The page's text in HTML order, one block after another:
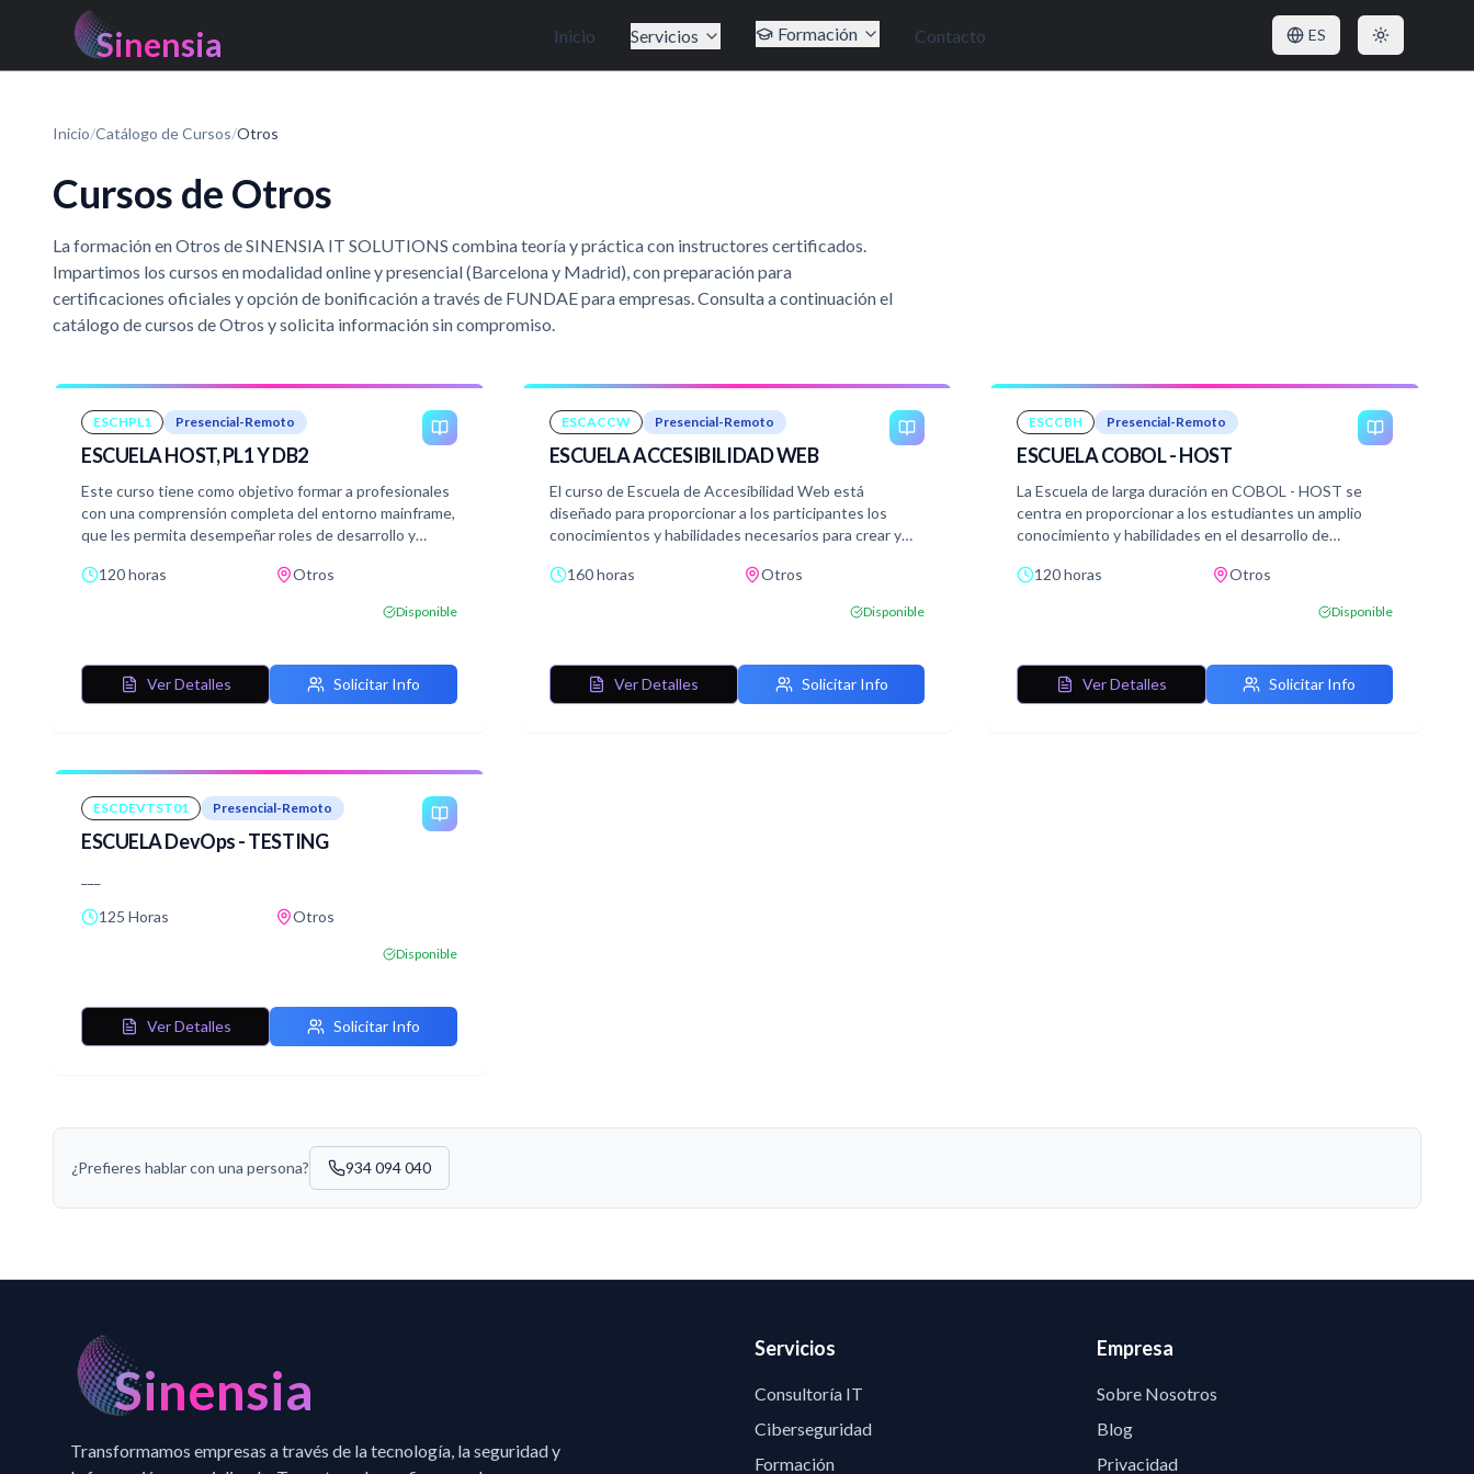
Sinensia Inicio Servicios Formación Contacto ES
Inicio/Catálogo de Cursos/Otros
Cursos de Otros
La formación en Otros de SINENSIA IT SOLUTIONS combina teoría y práctica con instructores certificados.
Impartimos los cursos en modalidad online y presencial (Barcelona y Madrid), con preparación para
certificaciones oficiales y opción de bonificación a través de FUNDAE para empresas. Consulta a continuación el
catálogo de cursos de Otros y solicita información sin compromiso.
ESCHPL1 Presencial-Remoto
ESCUELA HOST, PL1 Y DB2
Este curso tiene como objetivo formar a profesionales
con una comprensión completa del entorno mainframe,
que les permita desempeñar roles de desarrollo y
z/OS, utilizando herramientas de programación como
curso, los estudiantes estarán capacitados para
trabajos bajo MVS, y utilizar SQL y DB2 para manipular
bases de datos eficientemente.
120 horas Otros
Disponible
Ver Detalles Solicitar Info
ESCACCW Presencial-Remoto
ESCUELA ACCESIBILIDAD WEB
El curso de Escuela de Accesibilidad Web está
diseñado para proporcionar a los participantes los
conocimientos y habilidades necesarios para crear y
los estudiantes explorarán una variedad de temas
conceptos básicos hasta la implementación de
160 horas Otros
Disponible
Ver Detalles Solicitar Info
ESCCBH Presencial-Remoto
ESCUELA COBOL - HOST
La Escuela de larga duración en COBOL - HOST se
centra en proporcionar a los estudiantes un amplio
conocimiento y habilidades en el desarrollo de
Mainframe, específicamente en sistemas operativos
Se trata un amplio temario desde los fundamentos del
programación avanzada en COBOL y el uso de DB2
como sistema de gestión de bases de datos. Los
estudiantes adquirirán las habilidades necesarias para
120 horas Otros
Disponible
Ver Detalles Solicitar Info
ESCDEVTST01 Presencial-Remoto
ESCUELA DevOps - TESTING
125 Horas Otros
Disponible
Ver Detalles Solicitar Info
¿Prefieres hablar con una persona? 934 094 040
Sinensia
Transformamos empresas a través de la tecnología, la seguridad y
Servicios
Consultoría IT
Ciberseguridad
Formación
Empresa
Sobre Nosotros
Blog
Privacidad